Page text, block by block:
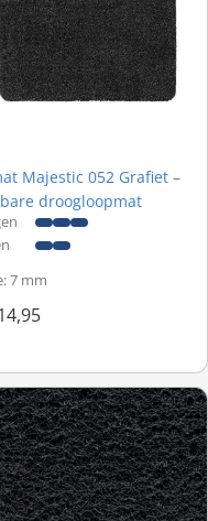
Majestic 052 Grafiet –
droogloopmat
7 mm
Coral Grip MD 6950 Ink